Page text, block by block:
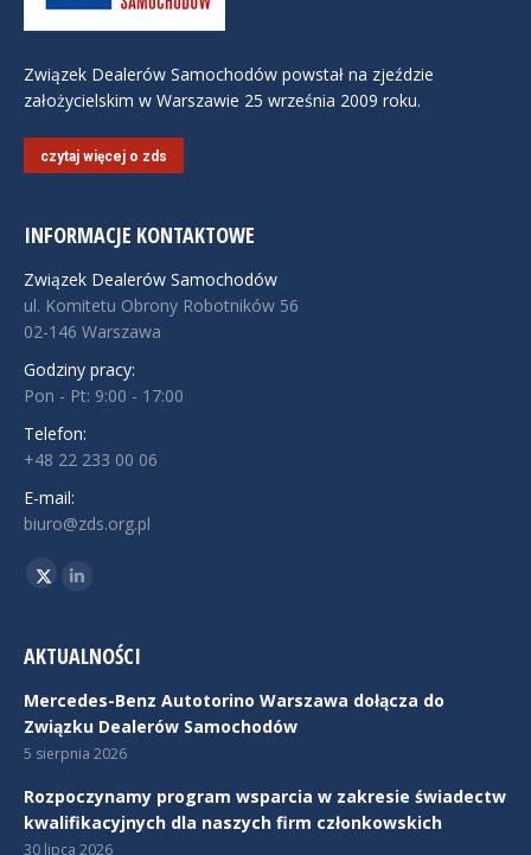
Związek Dealerów Samochodów powstał na zjeździe
założycielskim w Warszawie 25 września 2009 roku.
czytaj więcej o zds
INFORMACJE KONTAKTOWE
Związek Dealerów Samochodów
ul. Komitetu Obrony Robotników 56
02-146 Warszawa
Godziny pracy:
Pon - Pt: 9:00 - 17:00
Telefon:
+48 22 233 00 06
E-mail:
biuro@zds.org.pl
Znajdź nas na:
TwitterLinkedin
AKTUALNOŚCI
Mercedes-Benz Autotorino Warszawa dołącza do
Związku Dealerów Samochodów
5 sierpnia 2026
Rozpoczynamy program wsparcia w zakresie świadectw
kwalifikacyjnych dla naszych firm członkowskich
30 lipca 2026